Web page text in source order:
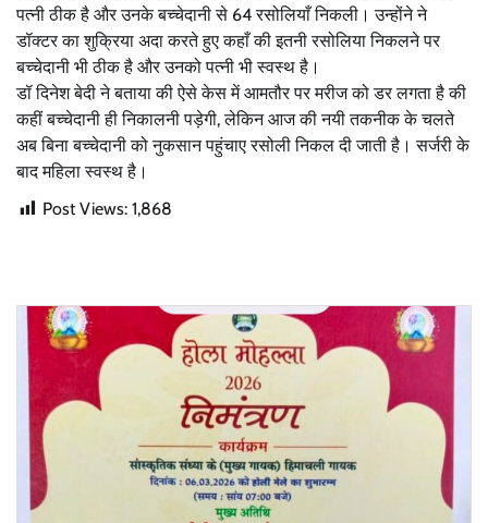
पत्नी ठीक है और उनके बच्चेदानी से 64 रसोलियाँ निकली। उन्होंने ने
डॉक्टर का शुक्रिया अदा करते हुए कहाँ की इतनी रसोलिया निकलने पर
बच्चेदानी भी ठीक है और उनको पत्नी भी स्वस्थ है।
डॉ दिनेश बेदी ने बताया की ऐसे केस में आमतौर पर मरीज को डर लगता है की
कहीं बच्चेदानी ही निकालनी पड़ेगी, लेकिन आज की नयी तकनीक के चलते
अब बिना बच्चेदानी को नुकसान पहुंचाए रसोली निकल दी जाती है। सर्जरी के
बाद महिला स्वस्थ है।
Post Views: 1,868